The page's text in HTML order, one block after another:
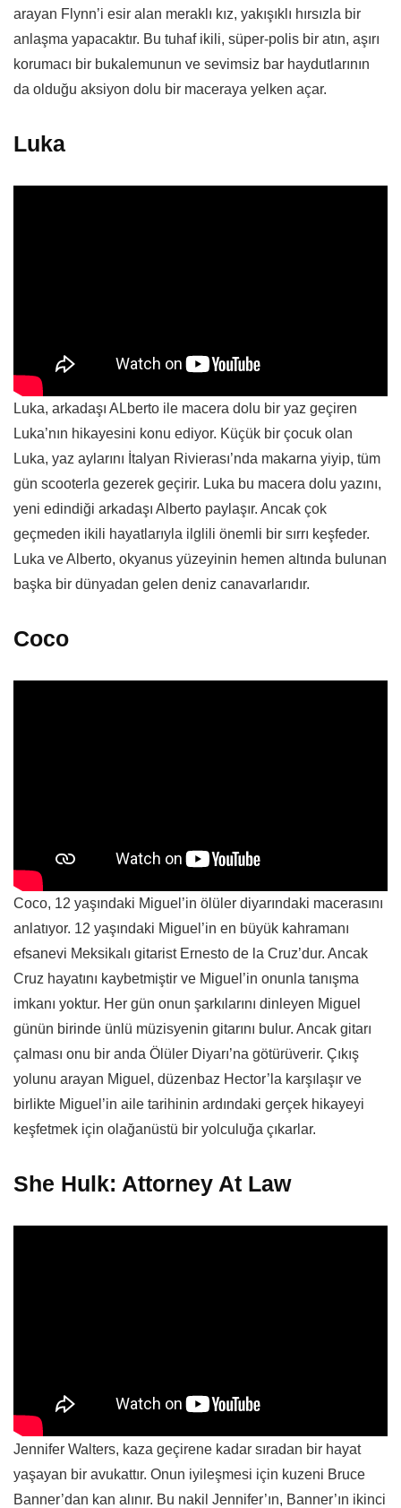
arayan Flynn’i esir alan meraklı kız, yakışıklı hırsızla bir
anlaşma yapacaktır. Bu tuhaf ikili, süper-polis bir atın, aşırı
korumacı bir bukalemunun ve sevimsiz bar haydutlarının
da olduğu aksiyon dolu bir maceraya yelken açar.
Luka
Luka, arkadaşı ALberto ile macera dolu bir yaz geçiren
Luka’nın hikayesini konu ediyor. Küçük bir çocuk olan
Luka, yaz aylarını İtalyan Rivierası’nda makarna yiyip, tüm
gün scooterla gezerek geçirir. Luka bu macera dolu yazını,
yeni edindiği arkadaşı Alberto paylaşır. Ancak çok
geçmeden ikili hayatlarıyla ilglili önemli bir sırrı keşfeder.
Luka ve Alberto, okyanus yüzeyinin hemen altında bulunan
başka bir dünyadan gelen deniz canavarlarıdır.
Coco
Coco, 12 yaşındaki Miguel’in ölüler diyarındaki macerasını
anlatıyor. 12 yaşındaki Miguel’in en büyük kahramanı
efsanevi Meksikalı gitarist Ernesto de la Cruz’dur. Ancak
Cruz hayatını kaybetmiştir ve Miguel’in onunla tanışma
imkanı yoktur. Her gün onun şarkılarını dinleyen Miguel
günün birinde ünlü müzisyenin gitarını bulur. Ancak gitarı
çalması onu bir anda Ölüler Diyarı’na götürüverir. Çıkış
yolunu arayan Miguel, düzenbaz Hector’la karşılaşır ve
birlikte Miguel’in aile tarihinin ardındaki gerçek hikayeyi
keşfetmek için olağanüstü bir yolculuğa çıkarlar.
She Hulk: Attorney At Law
Jennifer Walters, kaza geçirene kadar sıradan bir hayat
yaşayan bir avukattır. Onun iyileşmesi için kuzeni Bruce
Banner’dan kan alınır. Bu nakil Jennifer’ın, Banner’ın ikinci